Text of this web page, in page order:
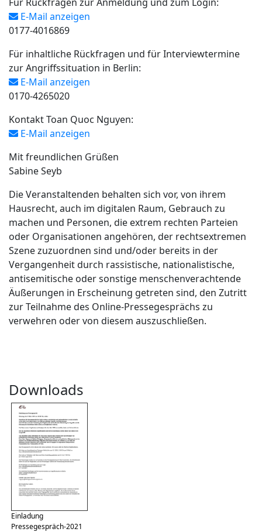
E-Mail anzeigen
0177-4016869
Für inhaltliche Rückfragen und für Interviewtermine
zur Angriffssituation in Berlin:
E-Mail anzeigen
0170-4265020
Kontakt Toan Quoc Nguyen:
E-Mail anzeigen
Mit freundlichen Grüßen
Sabine Seyb
Die Veranstaltenden behalten sich vor, von ihrem
Hausrecht, auch im digitalen Raum, Gebrauch zu
machen und Personen, die extrem rechten Parteien
oder Organisationen angehören, der rechtsextremen
Szene zuzuordnen sind und/oder bereits in der
Vergangenheit durch rassistische, nationalistische,
antisemitische oder sonstige menschenverachtende
Äußerungen in Erscheinung getreten sind, den Zutritt
zur Teilnahme des Online-Pressegesprächs zu
verwehren oder von diesem auszuschließen.
Downloads
Einladung
Pressegespräch-2021